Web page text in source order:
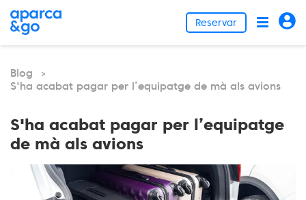
Reservar
Blog >
S'ha acabat pagar per l’equipatge de mà als avions
S'ha acabat pagar per l’equipatge
de mà als avions